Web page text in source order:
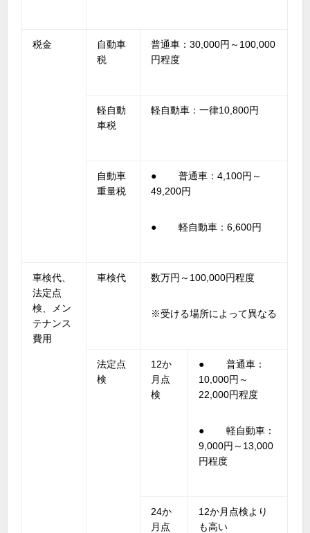
税金
自動車
税
普通車：30,000円～100,000
円程度
軽自動
車税
軽自動車：一律10,800円
自動車
重量税
● 普通車：4,100円～
49,200円
● 軽自動車：6,600円
車検代、
法定点
検、メン
テナンス
費用
車検代 数万円～100,000円程度
※受ける場所によって異なる
法定点
検
12か
月点
検
● 普通車：
10,000円～
22,000円程度
● 軽自動車：
9,000円～13,000
円程度
24か
月点
12か月点検より
も高い